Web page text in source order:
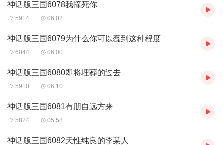
神话版三国6078我撞死你
5914 06:02
神话版三国6079为什么你可以蠢到这种程度
6044 06:00
神话版三国6080即将埋葬的过去
5910 06:10
神话版三国6081有朋自远方来
5824 05:58
神话版三国6082天性纯良的李某人